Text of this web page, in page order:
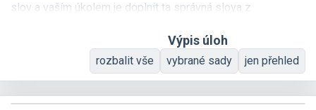
slov a vaším úkolem je doplnit ta správná slova z
Výpis úloh
rozbalit vše vybrané sady jen přehled